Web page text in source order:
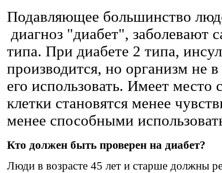
Подавляющее большинство
диагноз "диабет", заболевают
типа. При диабете 2 типа,
производится, но организм не
его использовать. Имеет место
клетки становятся менее
менее способными
Кто должен быть проверен на диабет?
Люди в возрасте 45 лет и старше должны